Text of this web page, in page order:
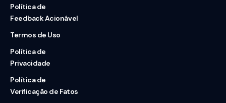
Política de
Feedback Acionável
Termos de Uso
Política de
Privacidade
Política de
Verificação de Fatos